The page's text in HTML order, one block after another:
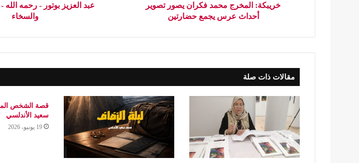
خريبكة: المخرج محمد فكران يصور تصوير
أحداث عرس يجمع حضارتين
عبد العزيز بوتور - رحمه الله -
والسخاء
مقالات ذات صلة
قصة الشخص
سعيد الأندلسي
19 يونيو، 2026